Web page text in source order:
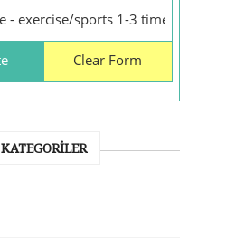
KATEGORILER